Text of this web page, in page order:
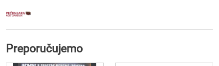
Preporučujemo